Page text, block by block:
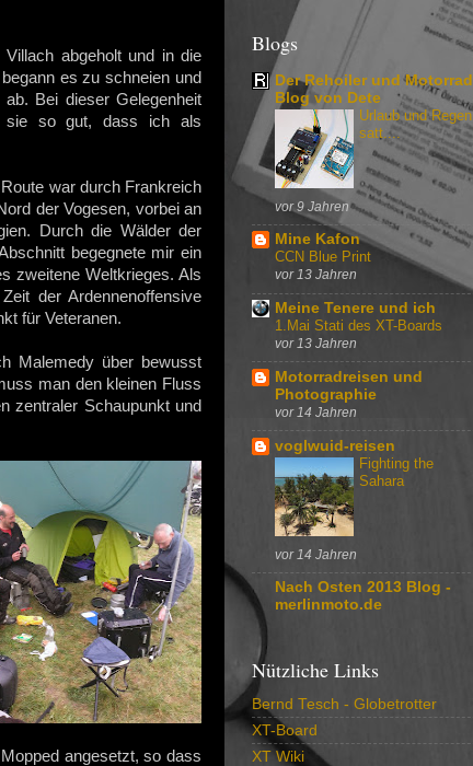
abgeholt und in die
es zu schneien und
Bei dieser Gelegenheit
sie so gut, dass ich als
war durch Frankreich
der Vogesen, vorbei an
Durch die Wälder der
begegnete mir ein
zweitene Weltkrieges. Als
der Ardennenoffensive
für Veteranen.
Malemedy über bewusst
man den kleinen Fluss
zentraler Schaupunkt und
angesetzt, so dass
Blogs
Der Rehoiler und Motorrad
Blog von Dete
Urlaub und Regen
satt....
vor 9 Jahren
Mine Kafon
CCN Blue Print
vor 13 Jahren
Meine Tenere und ich
1.Mai Stati des XT-Boards
vor 13 Jahren
Motorradreisen und
Photographie
vor 14 Jahren
voglwuid-reisen
Fighting the
Sahara
vor 14 Jahren
Nach Osten 2013 Blog -
merlinmoto.de
Nützliche Links
Bernd Tesch - Globetrotter
XT-Board
XT Wiki